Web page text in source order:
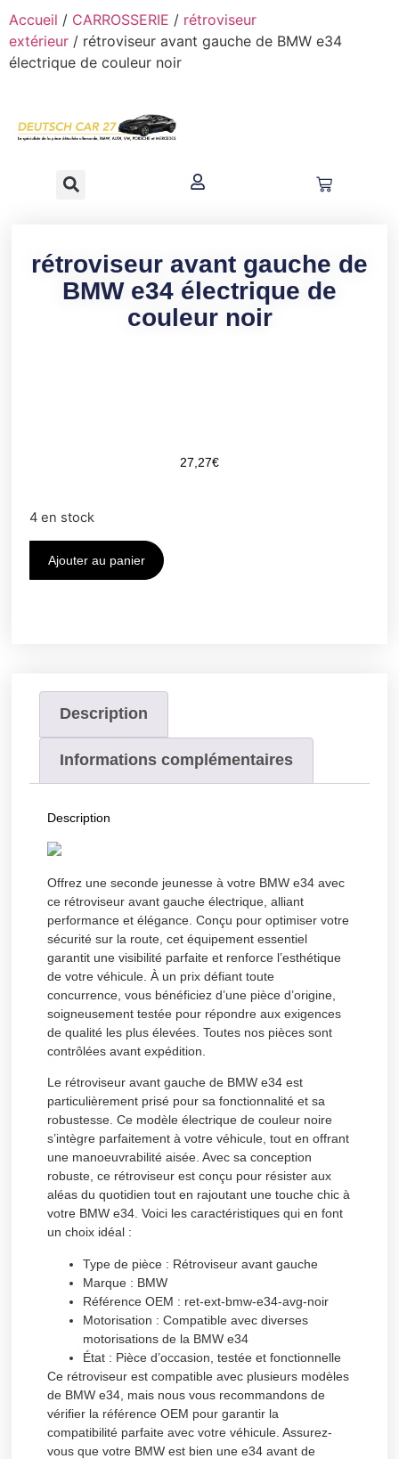
principal
Accueil / CARROSSERIE / rétroviseur
extérieur / rétroviseur avant gauche de BMW e34
électrique de couleur noir
rétroviseur avant gauche de
BMW e34 électrique de
couleur noir
27,27€
4 en stock
Ajouter au panier
Description
Informations complémentaires
Description
Offrez une seconde jeunesse à votre BMW e34 avec
ce rétroviseur avant gauche électrique, alliant
performance et élégance. Conçu pour optimiser votre
sécurité sur la route, cet équipement essentiel
garantit une visibilité parfaite et renforce l’esthétique
de votre véhicule. À un prix défiant toute
concurrence, vous bénéficiez d’une pièce d’origine,
soigneusement testée pour répondre aux exigences
de qualité les plus élevées. Toutes nos pièces sont
contrôlées avant expédition.
Le rétroviseur avant gauche de BMW e34 est
particulièrement prisé pour sa fonctionnalité et sa
robustesse. Ce modèle électrique de couleur noire
s’intègre parfaitement à votre véhicule, tout en offrant
une manoeuvrabilité aisée. Avec sa conception
robuste, ce rétroviseur est conçu pour résister aux
aléas du quotidien tout en rajoutant une touche chic à
votre BMW e34. Voici les caractéristiques qui en font
un choix idéal :
Type de pièce : Rétroviseur avant gauche
Marque : BMW
Référence OEM : ret-ext-bmw-e34-avg-noir
Motorisation : Compatible avec diverses
motorisations de la BMW e34
État : Pièce d’occasion, testée et fonctionnelle
Ce rétroviseur est compatible avec plusieurs modèles
de BMW e34, mais nous vous recommandons de
vérifier la référence OEM pour garantir la
compatibilité parfaite avec votre véhicule. Assurez-
vous que votre BMW est bien une e34 avant de